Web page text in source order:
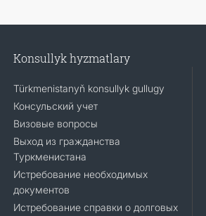
Konsullyk hyzmatlary
Türkmenistanyň konsullyk gullugy
Консульский учет
Визовые вопросы
Выход из гражданства
Туркменистана
Истребование необходимых
документов
Истребование справки о долговых